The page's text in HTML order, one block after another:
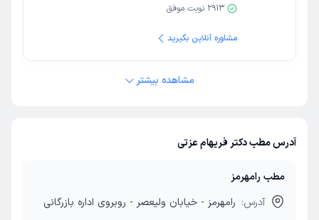
2913 نوبت موفق
مشاوره آنلاین بگیرید
مشاهده بیشتر
آدرس مطب دکتر فریهام عزتی
مطب رامهرمز
آدرس: رامهرمز - خیابان ولیعصر - روبروی اداره بازرگانی